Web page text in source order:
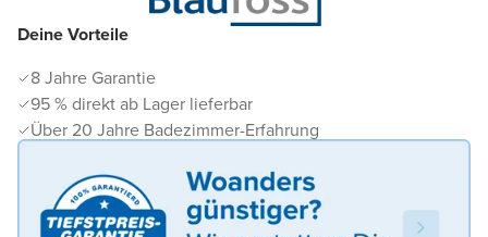
Deine Vorteile
8 Jahre Garantie
95 % direkt ab Lager lieferbar
Über 20 Jahre Badezimmer-Erfahrung